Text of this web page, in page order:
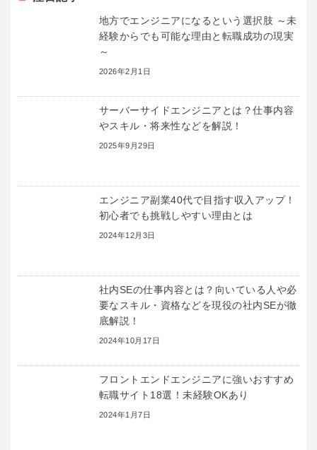
地方でエンジニアになるという選択肢 ～未
経験からでも可能な理由と転職成功の現実
～
2026年2月1日
サーバーサイドエンジニアとは？仕事内容
やスキル・将来性などを解説！
2025年9月29日
エンジニア副業40代で目指す収入アップ！
初心者でも挑戦しやすい理由とは
2024年12月3日
社内SEの仕事内容とは？向いている人や必
要なスキル・資格などを現役の社内SEが徹
底解説！
2024年10月17日
フロントエンドエンジニアに強いおすすめ
転職サイト18選！未経験OKあり
2024年1月7日